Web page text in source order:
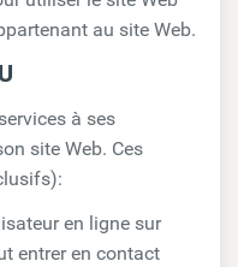
au site Web.
à ses
site Web. Ces
en ligne sur
entrer en contact